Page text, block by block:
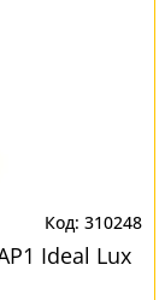
310248
Ideal Lux